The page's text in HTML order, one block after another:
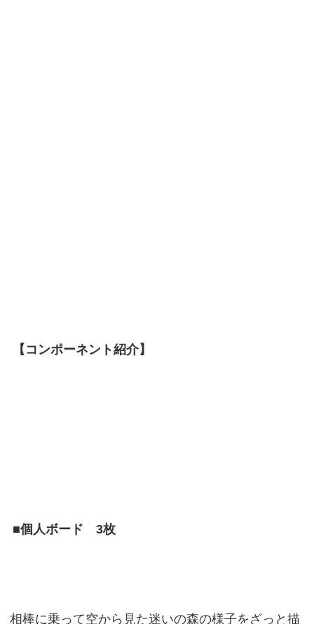
【コンポーネント紹介】
■個人ボード 3枚
相棒に乗って空から見た迷いの森の様子をざっと描